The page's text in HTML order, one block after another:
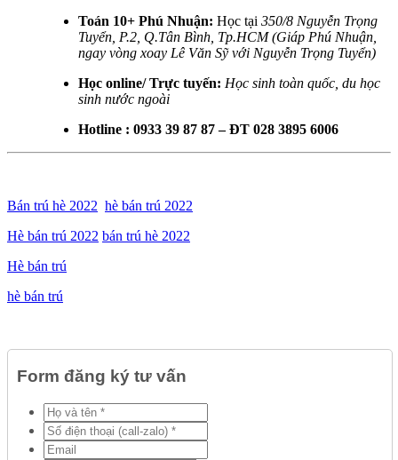
Toán 10+ Phú Nhuận: Học tại 350/8 Nguyễn Trọng
Tuyển, P.2, Q.Tân Bình, Tp.HCM (Giáp Phú Nhuận,
ngay vòng xoay Lê Văn Sỹ với Nguyễn Trọng Tuyển)
Học online/ Trực tuyến: Học sinh toàn quốc, du học
sinh nước ngoài
Hotline : 0933 39 87 87 – ĐT 028 3895 6006
Bán trú hè 2022 hè bán trú 2022
Hè bán trú 2022 bán trú hè 2022
Hè bán trú
hè bán trú
Form đăng ký tư vấn